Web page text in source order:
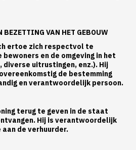
VAN HET GEBOUW
ertoe zich respectvol te
en de omgeving in het
diverse uitrustingen, enz.). Hij
de bestemming
en verantwoordelijk persoon.
terug te geven in de staat
Hij is verantwoordelijk
de verhuurder.